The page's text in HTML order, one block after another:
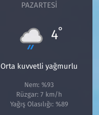
PAZARTESI
4°
Orta kuvvetli yağmurlu
Nem: %93
Rüzgar: 7 km/h
Yağış Olasılığı: %89